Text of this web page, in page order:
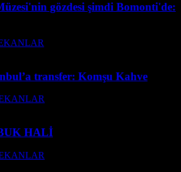
gözdesi şimdi Bomonti'de:
transfer: Komşu Kahve
HALİ